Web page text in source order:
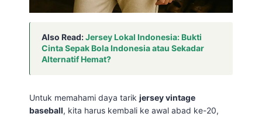
Also Read:Jersey Lokal Indonesia: Bukti
Cinta Sepak Bola Indonesia atau Sekadar
Alternatif Hemat?
Untuk memahami daya tarik jersey vintage
baseball, kita harus kembali ke awal abad ke-20,